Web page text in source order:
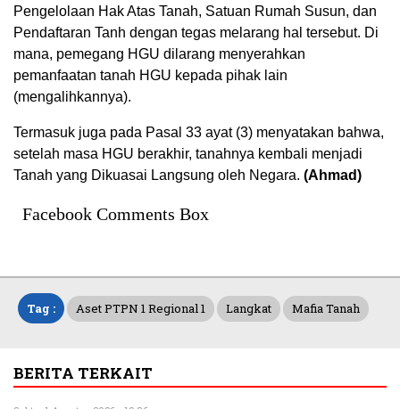
Pengelolaan Hak Atas Tanah, Satuan Rumah Susun, dan
Pendaftaran Tanh dengan tegas melarang hal tersebut. Di
mana, pemegang HGU dilarang menyerahkan
pemanfaatan tanah HGU kepada pihak lain
(mengalihkannya).
Termasuk juga pada Pasal 33 ayat (3) menyatakan bahwa,
setelah masa HGU berakhir, tanahnya kembali menjadi
Tanah yang Dikuasai Langsung oleh Negara. (Ahmad)
Facebook Comments Box
Tag : Aset PTPN 1 Regional 1 Langkat Mafia Tanah
BERITA TERKAIT